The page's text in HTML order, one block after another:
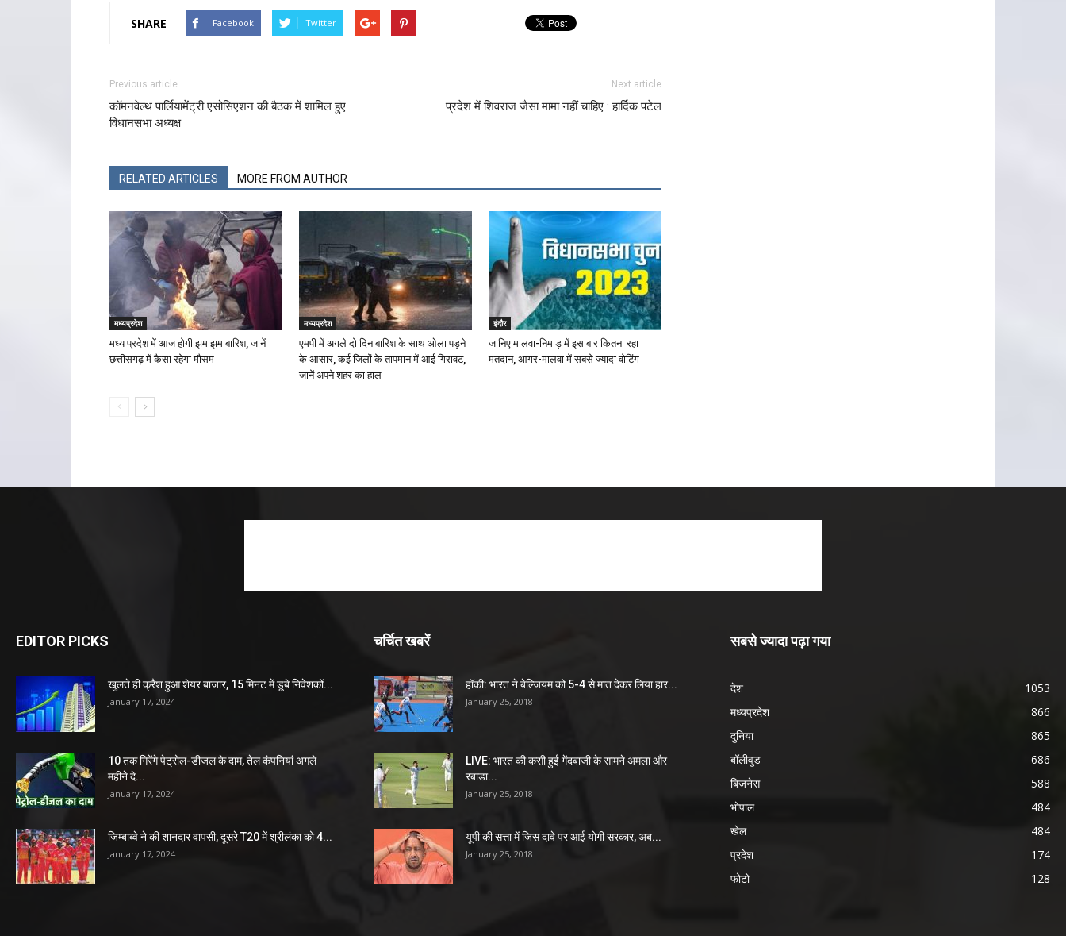
SHARE Facebook Twitter
Previous article
कॉमनवेल्थ पार्लियामेंट्री एसोसिएशन की बैठक में शामिल हुए
विधानसभा अध्यक्ष
Next article
प्रदेश में शिवराज जैसा मामा नहीं चाहिए : हार्दिक पटेल
RELATED ARTICLES MORE FROM AUTHOR
मध्यप्रदेश
मध्य प्रदेश में आज होगी झमाझम बारिश, जानें
छत्तीसगढ़ में कैसा रहेगा मौसम
मध्यप्रदेश
एमपी में अगले दो दिन बारिश के साथ ओला पड़ने
के आसार, कई जिलों के तापमान में आई गिरावट,
जानें अपने शहर का हाल
इंदौर
जानिए मालवा-निमाड़ में इस बार कितना रहा
मतदान, आगर-मालवा में सबसे ज्यादा वोटिंग
EDITOR PICKS
खुलते ही क्रैश हुआ शेयर बाजार, 15 मिनट में डूबे निवेशकों...
January 17, 2024
10 तक गिरेंगे पेट्रोल-डीजल के दाम, तेल कंपनियां अगले
महीने दे...
January 17, 2024
जिम्बाब्वे ने की शानदार वापसी, दूसरे T20 में श्रीलंका को 4...
January 17, 2024
चर्चित खबरें
हॉकी: भारत ने बेल्जियम को 5-4 से मात देकर लिया हार...
January 25, 2018
LIVE: भारत की कसी हुई गेंदबाजी के सामने अमला और
रबाडा...
January 25, 2018
यूपी की सत्ता में जिस दावे पर आई योगी सरकार, अब...
January 25, 2018
सबसे ज्यादा पढ़ा गया
देश
1053
मध्यप्रदेश
866
दुनिया
865
बॉलीवुड
686
बिजनेस
588
भोपाल
484
खेल
484
प्रदेश
174
फोटो
128